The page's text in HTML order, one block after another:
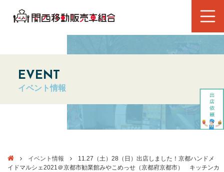
EVENT
イベント情報
イベント情報
11.27（土）28（日）出店しました！京都ハンドメ
イドマルシェ2021＠京都市勧業館みやこめっせ（京都府京都市） キッチンカ